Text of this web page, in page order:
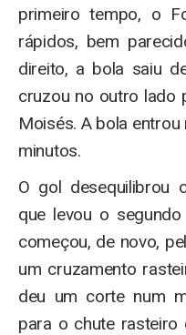
primeiro tempo, o
rápidos, bem
direito, a bola saiu
cruzou no outro lado
Moisés. A bola
minutos.
O gol desequilibrou
que levou o
começou, de novo,
um cruzamento
deu um corte num
para o chute rasteiro